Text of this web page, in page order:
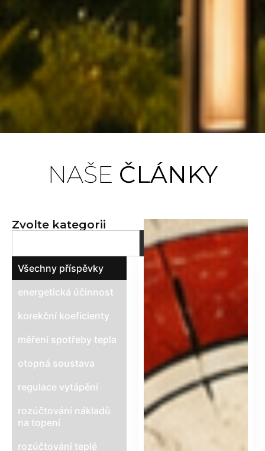
Bilanční
metoda
pro spravedlivé
rozúčtování tepla
NAŠE ČLÁNKY
Zvolte kategorii
energetická účinnost
korekční koeficienty
měření spotřeby tepla
otopná soustava
regulace vytápění
rozúčtování nákladů
na topení
rozúčtování teplé
Všechny příspěvky